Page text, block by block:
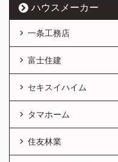
ハウスメーカー
一条工務店
富士住建
セキスイハイム
タマホーム
住友林業